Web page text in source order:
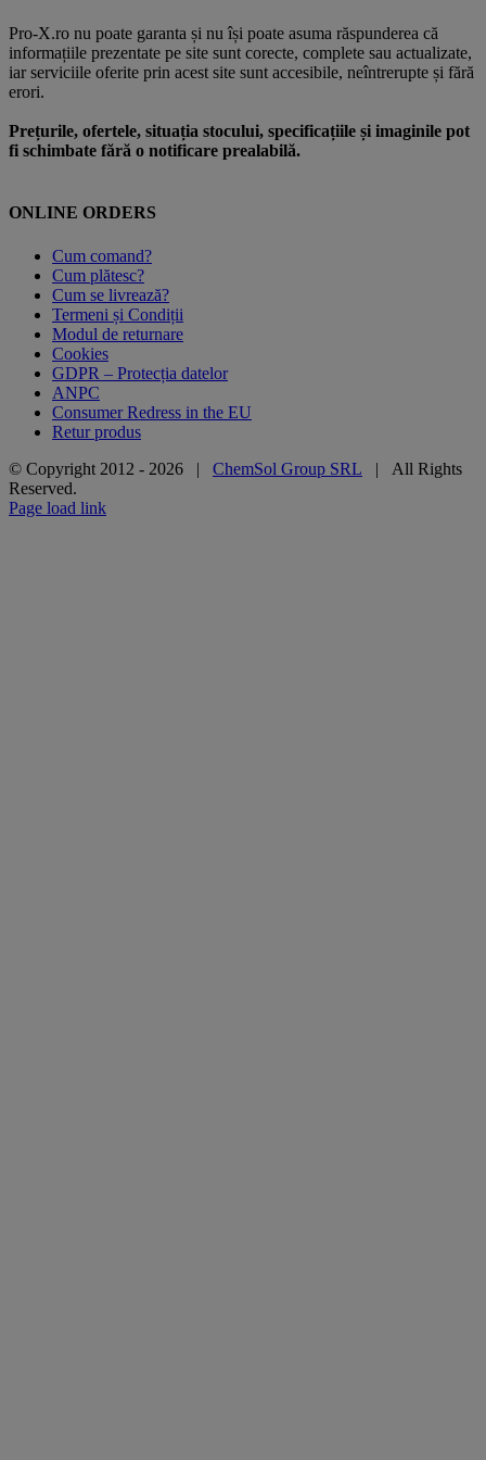
Pro-X.ro nu poate garanta și nu își poate asuma răspunderea că
informațiile prezentate pe site sunt corecte, complete sau actualizate,
iar serviciile oferite prin acest site sunt accesibile, neîntrerupte și fără
erori.
Prețurile, ofertele, situația stocului, specificațiile și imaginile pot
fi schimbate fără o notificare prealabilă.
ONLINE ORDERS
Cum comand?
Cum plătesc?
Cum se livrează?
Termeni și Condiții
Modul de returnare
Cookies
GDPR – Protecția datelor
ANPC
Consumer Redress in the EU
Retur produs
© Copyright 2012 - 2026 | ChemSol Group SRL | All Rights
Reserved.
Page load link